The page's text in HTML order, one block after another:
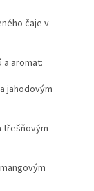
čaje v
a aromat:
jahodovým
třešňovým